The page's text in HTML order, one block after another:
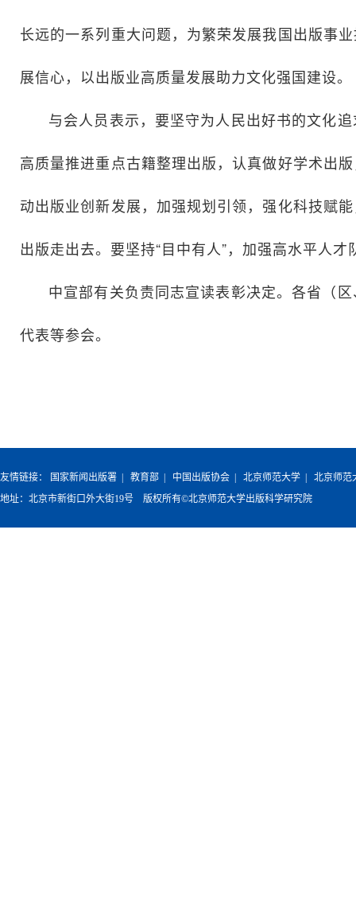
长远的一系列重大问题，为繁荣发展我国出版事
展信心，以出版业高质量发展助力文化强国建设。
与会人员表示，要坚守为人民出好书的文化
高质量推进重点古籍整理出版，认真做好学术出
动出版业创新发展，加强规划引领，强化科技赋
出版走出去。要坚持“目中有人”，加强高水平人
中宣部有关负责同志宣读表彰决定。各省（
代表等参会。
友情链接： 国家新闻出版署 教育部 中国出版协会 北京师范大学
北京师范
地址：北京市新街口外大街19号 版权所有©北京师范大学出版科学研究院